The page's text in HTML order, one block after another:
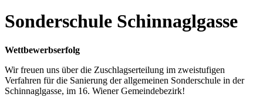
Sonderschule Schinnaglgasse
Wettbewerbserfolg
Wir freuen uns über die Zuschlagserteilung im zweistufigen
Verfahren für die Sanierung der allgemeinen Sonderschule in der
Schinnaglgasse, im 16. Wiener Gemeindebezirk!